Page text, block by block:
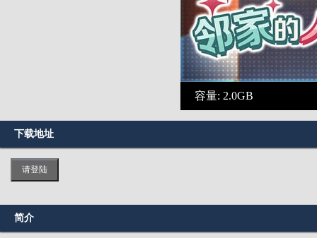
容量: 2.0GB
下载地址
请登陆
简介